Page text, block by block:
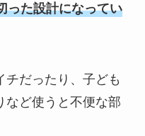
った設計になってい
チだったり、子ども
など使うと不便な部